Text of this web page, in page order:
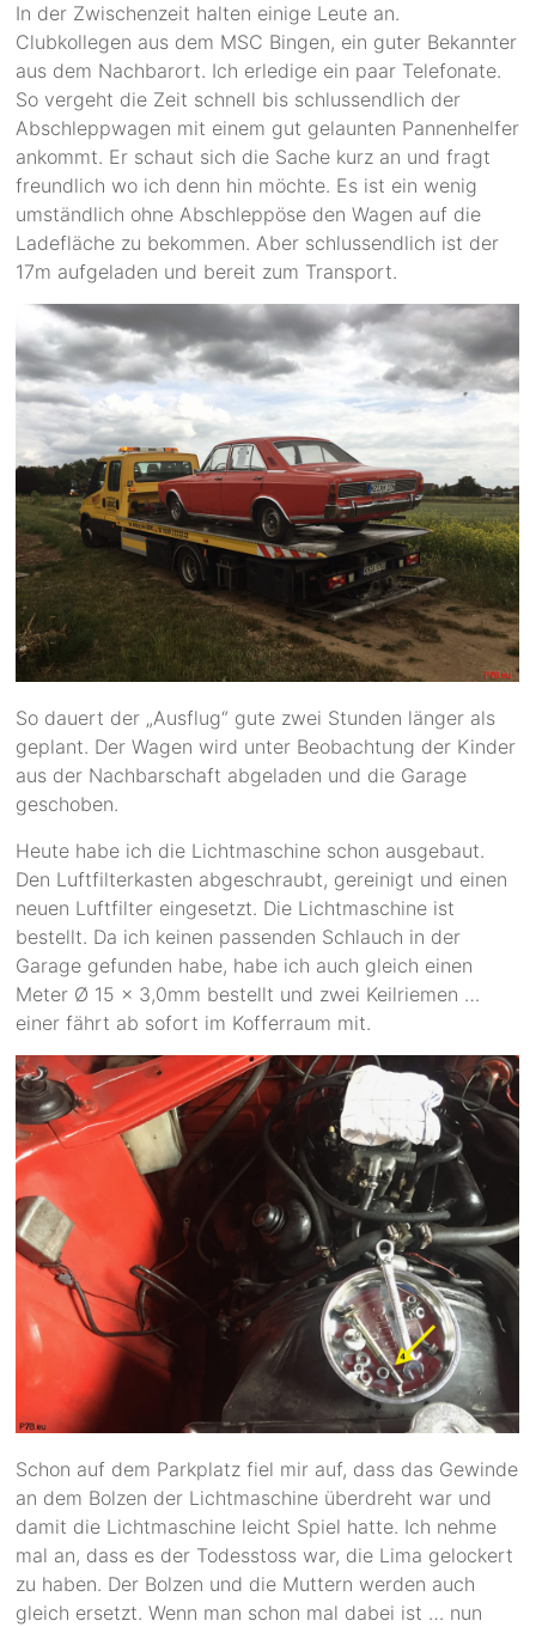
In der Zwischenzeit halten einige Leute an.
Clubkollegen aus dem MSC Bingen, ein guter Bekannter
aus dem Nachbarort. Ich erledige ein paar Telefonate.
So vergeht die Zeit schnell bis schlussendlich der
Abschleppwagen mit einem gut gelaunten Pannenhelfer
ankommt. Er schaut sich die Sache kurz an und fragt
freundlich wo ich denn hin möchte. Es ist ein wenig
umständlich ohne Abschleppöse den Wagen auf die
Ladefläche zu bekommen. Aber schlussendlich ist der
17m aufgeladen und bereit zum Transport.
So dauert der „Ausflug“ gute zwei Stunden länger als
geplant. Der Wagen wird unter Beobachtung der Kinder
aus der Nachbarschaft abgeladen und die Garage
geschoben.
Heute habe ich die Lichtmaschine schon ausgebaut.
Den Luftfilterkasten abgeschraubt, gereinigt und einen
neuen Luftfilter eingesetzt. Die Lichtmaschine ist
bestellt. Da ich keinen passenden Schlauch in der
Garage gefunden habe, habe ich auch gleich einen
Meter Ø 15 x 3,0mm bestellt und zwei Keilriemen …
einer fährt ab sofort im Kofferraum mit.
Schon auf dem Parkplatz fiel mir auf, dass das Gewinde
an dem Bolzen der Lichtmaschine überdreht war und
damit die Lichtmaschine leicht Spiel hatte. Ich nehme
mal an, dass es der Todesstoss war, die Lima gelockert
zu haben. Der Bolzen und die Muttern werden auch
gleich ersetzt. Wenn man schon mal dabei ist … nun